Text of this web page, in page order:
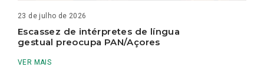
23 de julho de 2026
Escassez de intérpretes de língua
gestual preocupa PAN/Açores
VER MAIS